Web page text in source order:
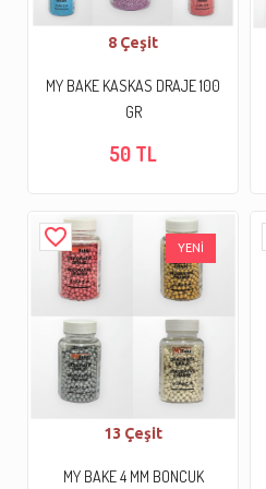
8 Çeşit
MY BAKE KASKAS DRAJE 100
GR
50 TL
favorite_border YENİ
13 Çeşit
MY BAKE 4 MM BONCUK